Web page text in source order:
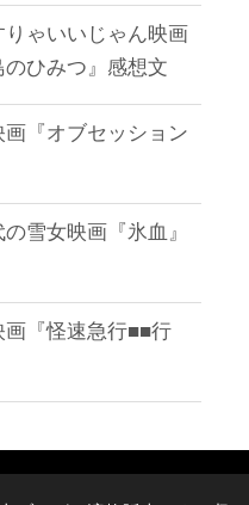
ゃいいじゃん映画
ひみつ』感想文
『オブセッション
雪女映画『氷血』
『怪速急行■■行